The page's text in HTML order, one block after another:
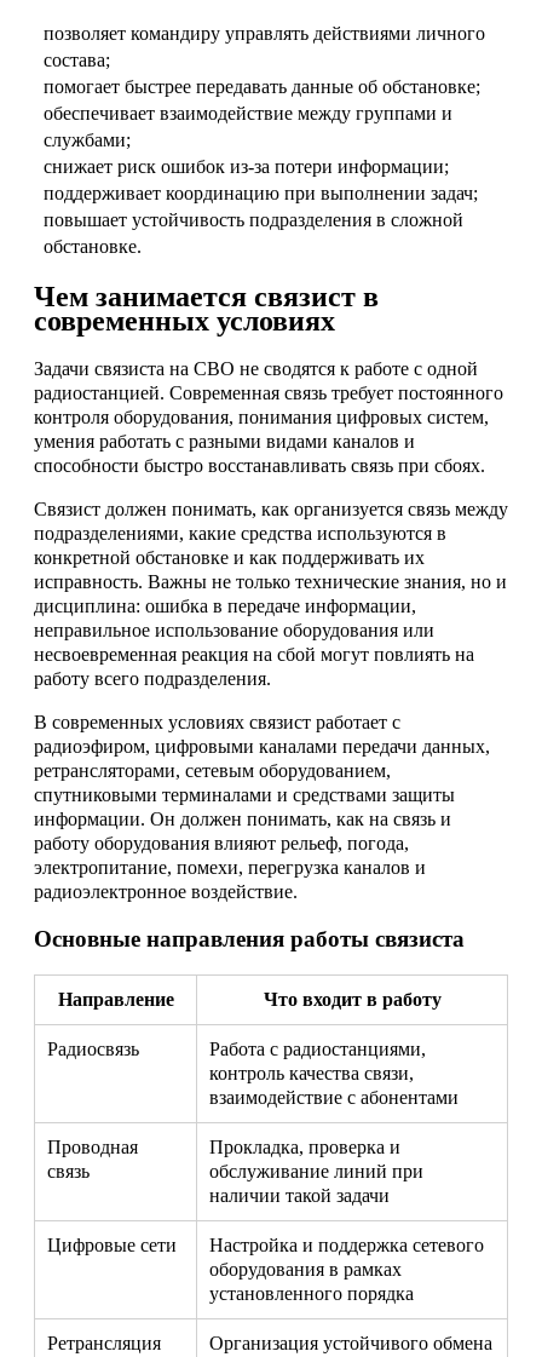
позволяет командиру управлять действиями личного
состава;
помогает быстрее передавать данные об обстановке;
обеспечивает взаимодействие между группами и
службами;
снижает риск ошибок из-за потери информации;
поддерживает координацию при выполнении задач;
повышает устойчивость подразделения в сложной
обстановке.
Чем занимается связист в
современных условиях
Задачи связиста на СВО не сводятся к работе с одной
радиостанцией. Современная связь требует постоянного
контроля оборудования, понимания цифровых систем,
умения работать с разными видами каналов и
способности быстро восстанавливать связь при сбоях.
Связист должен понимать, как организуется связь между
подразделениями, какие средства используются в
конкретной обстановке и как поддерживать их
исправность. Важны не только технические знания, но и
дисциплина: ошибка в передаче информации,
неправильное использование оборудования или
несвоевременная реакция на сбой могут повлиять на
работу всего подразделения.
В современных условиях связист работает с
радиоэфиром, цифровыми каналами передачи данных,
ретрансляторами, сетевым оборудованием,
спутниковыми терминалами и средствами защиты
информации. Он должен понимать, как на связь и
работу оборудования влияют рельеф, погода,
электропитание, помехи, перегрузка каналов и
радиоэлектронное воздействие.
Основные направления работы связиста
Направление Что входит в работу
Радиосвязь
Работа с радиостанциями,
контроль качества связи,
взаимодействие с абонентами
Проводная
связь
Прокладка, проверка и
обслуживание линий при
наличии такой задачи
Цифровые сети
Настройка и поддержка сетевого
оборудования в рамках
установленного порядка
Ретрансляция
Организация устойчивого обмена